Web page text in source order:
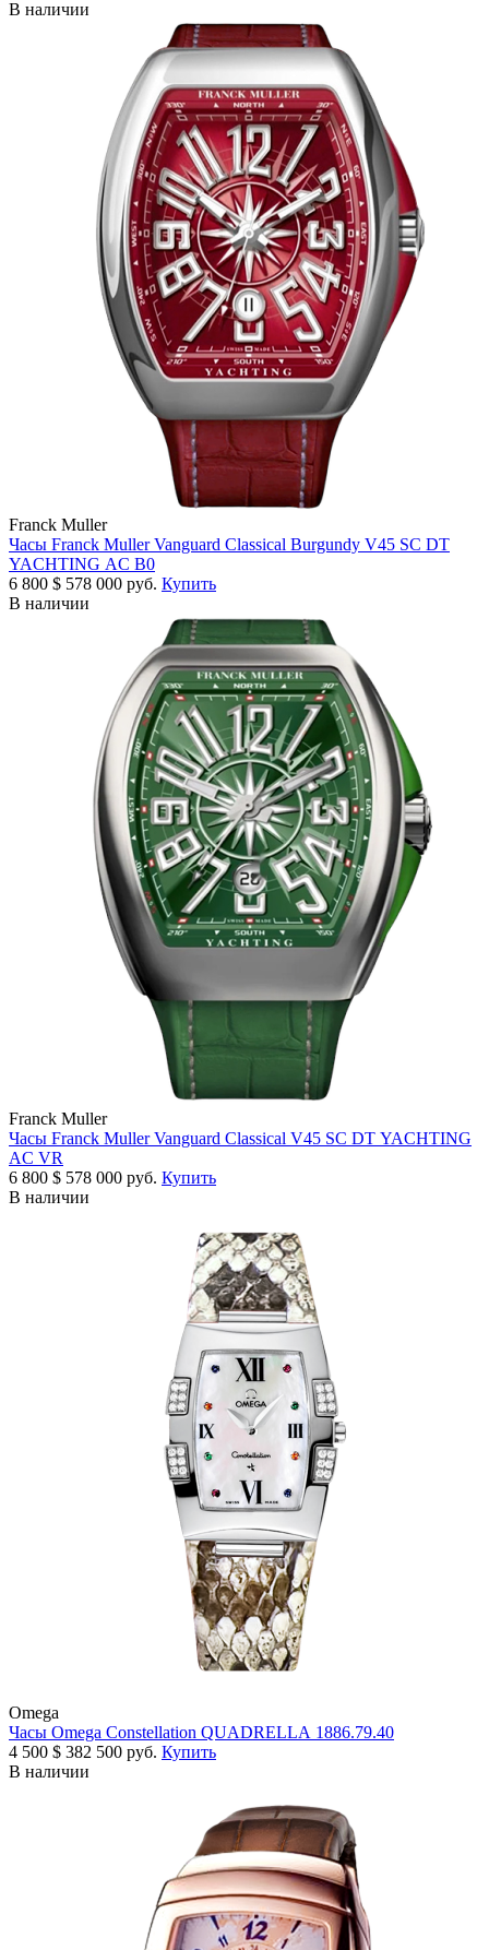
В наличии
Franck Muller
Часы Franck Muller Vanguard Classical Burgundy V45 SC DT
YACHTING AC B0
6 800 $ 578 000 руб. Купить
В наличии
Franck Muller
Часы Franck Muller Vanguard Classical V45 SC DT YACHTING
AC VR
6 800 $ 578 000 руб. Купить
В наличии
Omega
Часы Omega Constellation QUADRELLA 1886.79.40
4 500 $ 382 500 руб. Купить
В наличии